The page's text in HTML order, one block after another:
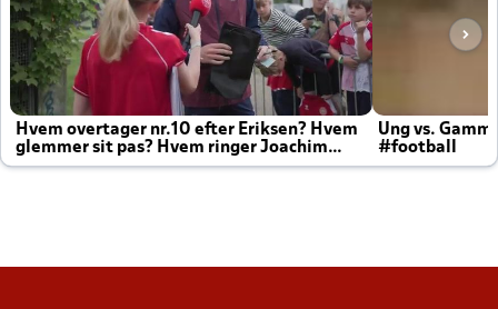
Hvem overtager nr.10 efter Eriksen? Hvem
glemmer sit pas? Hvem ringer Joachim
altid til efter kampe?
Ung vs.
#football